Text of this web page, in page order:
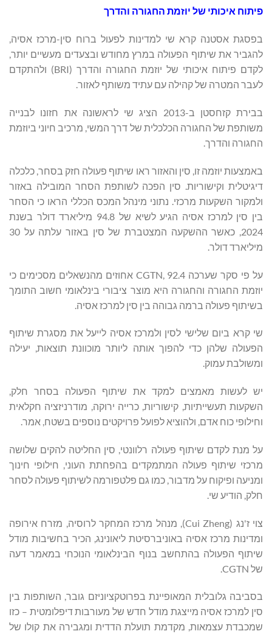
פיתוח איכותי של יוזמת החגורה והדרך
בפסגת אסטנה קרא שי למדינות לפעול ברוח סין-מרכז אסיה,
להגביר את שיתוף הפעולה במרץ מחודש ובצעדים מעשיים יותר,
לקדם פיתוח איכותי של יוזמת החגורה והדרך (BRI) ולהתקדם
לעבר המטרה של קהילה עם עתיד משותף לאזור.
בבירת קזחסטן ב-2013 הציג שי לראשונה את חזונו לבנייה
משותפת של החגורה הכלכלית של דרך המשי, מרכיב חיוני ביוזמת
החגורה והדרך.
באמצעות יוזמה זו, סין והאזור ראו שיתוף פעולה חזק בסחר, כלכלה
דיגיטלית וקישוריות. סין הפכה לשותפת הסחר המובילה באזור
ולמקור השקעות מרכזי. נתוני מינהל המכס הכללי הראו כי הסחר
בין סין למרכז אסיה הגיע לשיא של 94.8 מיליארד דולר בשנת
2024, כאשר ההשקעה המצטברת של סין באזור עלתה על 30
מיליארד דולר.
על פי סקר שערכה CGTN, 92.4 אחוזים מהנשאלים מסכימים כי
יוזמת החגורה והחגורה היא מוצר ציבורי בינלאומי חשוב התומך
בשיתוף פעולה ברמה גבוהה בין סין למרכז אסיה.
שי קרא ביום שלישי לסין ולמרכז אסיה לייעל את מסגרת שיתוף
הפעולה שלהן כדי להפוך אותה ליותר מוכוונת תוצאות, יעילה
ומשולבת עמוק.
יש לעשות מאמצים למקד את שיתוף הפעולה בסחר חלק,
השקעות תעשייתיות, קישוריות, כרייה ירוקה, מודרניזציה חקלאית
וחילופי כוח אדם, ולהוציא לפועל פרויקטים נוספים בשטח, אמר.
על מנת לקדם שיתוף פעולה רלוונטי, סין החליטה להקים שלושה
מרכזי שיתוף פעולה המתמקדים בהפחתת העוני, חילופי חינוך
ומניעה ופיקוח על מדבור, כמו גם פלטפורמה לשיתוף פעולה לסחר
חלק, הודיע שי.
צוי ז'נג (Cui Zheng), מנהל מרכז המחקר לרוסיה, מזרח אירופה
ומדינות מרכז אסיה באוניברסיטת ליאונינג, הכיר בחשיבות מודל
שיתוף הפעולה בהתחשב בנוף הבינלאומי הנוכחי במאמר דעה
של CGTN.
בסביבה גלובלית המאופיינת בפרוטקציוניזם גובר, השותפות בין
סין למרכז אסיה מייצגת מודל חדש של מעורבות דיפלומטית – כזו
שמכבדת עצמאות, מקדמת תועלת הדדית ומגבירה את קולו של